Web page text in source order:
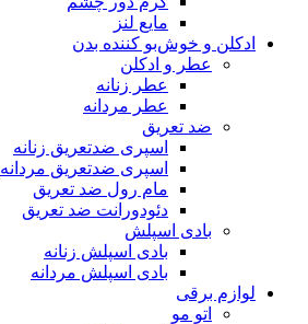
مایع لنز
ادکلن و خوش‌بو کننده بدن
عطر و ادکلن
عطر زنانه
عطر مردانه
ضد تعریق
اسپری ضدتعریق زنانه
اسپری ضدتعریق مردانه
مام رول ضد تعریق
دئودورانت ضد تعریق
بادی اسپلش
بادی اسپلش زنانه
بادی اسپلش مردانه
لوازم برقی
اتو مو